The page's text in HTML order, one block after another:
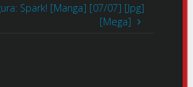
Spark! [Manga] [07/07] [Jpg]
[Mega]